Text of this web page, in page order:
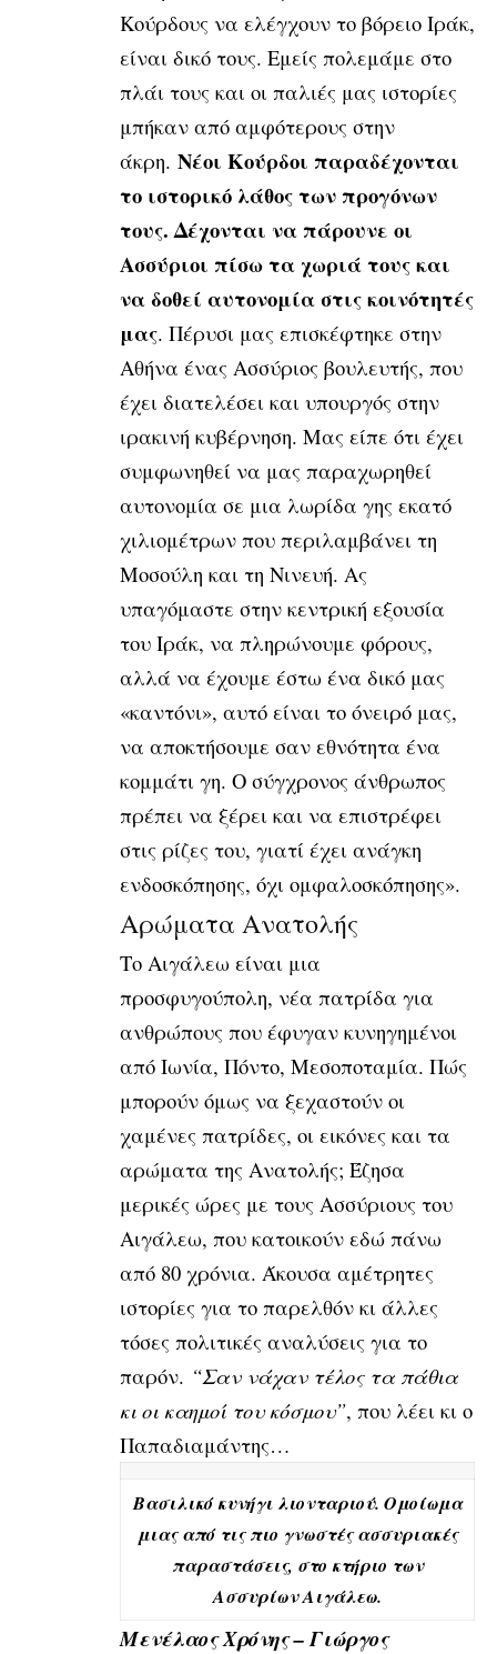
Κούρδους να ελέγχουν το βόρειο Ιράκ,
είναι δικό τους. Εμείς πολεμάμε στο
πλάι τους και οι παλιές μας ιστορίες
μπήκαν από αμφότερους στην
άκρη. Νέοι Κούρδοι παραδέχονται
το ιστορικό λάθος των προγόνων
τους. Δέχονται να πάρουνε οι
Ασσύριοι πίσω τα χωριά τους και
να δοθεί αυτονομία στις κοινότητές
μας. Πέρυσι μας επισκέφτηκε στην
Αθήνα ένας Ασσύριος βουλευτής, που
έχει διατελέσει και υπουργός στην
ιρακινή κυβέρνηση. Μας είπε ότι έχει
συμφωνηθεί να μας παραχωρηθεί
αυτονομία σε μια λωρίδα γης εκατό
χιλιομέτρων που περιλαμβάνει τη
Μοσούλη και τη Νινευή. Ας
υπαγόμαστε στην κεντρική εξουσία
του Ιράκ, να πληρώνουμε φόρους,
αλλά να έχουμε έστω ένα δικό μας
«καντόνι», αυτό είναι το όνειρό μας,
να αποκτήσουμε σαν εθνότητα ένα
κομμάτι γη. Ο σύγχρονος άνθρωπος
πρέπει να ξέρει και να επιστρέφει
στις ρίζες του, γιατί έχει ανάγκη
ενδοσκόπησης, όχι ομφαλοσκόπησης».
Αρώματα Ανατολής
Το Αιγάλεω είναι μια
προσφυγούπολη, νέα πατρίδα για
ανθρώπους που έφυγαν κυνηγημένοι
από Ιωνία, Πόντο, Μεσοποταμία. Πώς
μπορούν όμως να ξεχαστούν οι
χαμένες πατρίδες, οι εικόνες και τα
αρώματα της Ανατολής; Έζησα
μερικές ώρες με τους Ασσύριους του
Αιγάλεω, που κατοικούν εδώ πάνω
από 80 χρόνια. Άκουσα αμέτρητες
ιστορίες για το παρελθόν κι άλλες
τόσες πολιτικές αναλύσεις για το
παρόν. “Σαν νάχαν τέλος τα πάθια
κι οι καημοί του κόσμου”, που λέει κι ο
Παπαδιαμάντης…
Βασιλικό κυνήγι λιονταριού. Ομοίωμα
μιας από τις πιο γνωστές ασσυριακές
παραστάσεις, στο κτήριο των
Ασσυρίων Αιγάλεω.
Μενέλαος Χρόνης – Γιώργος